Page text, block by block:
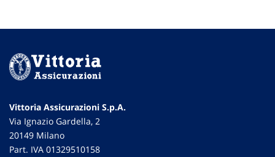
Vittoria Assicurazioni S.p.A.
Via Ignazio Gardella, 2
20149 Milano
Part. IVA 01329510158